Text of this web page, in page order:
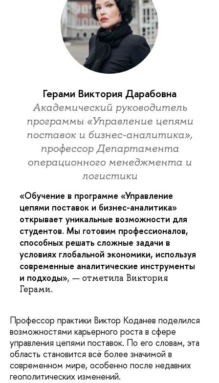
Герами Виктория Дарабовна
Академический руководитель
программы «Управление цепями
поставок и бизнес-аналитика»,
профессор Департамента
операционного менеджмента и
логистики
«Обучение в программе «Управление
цепями поставок и бизнес-аналитика»
открывает уникальные возможности для
студентов. Мы готовим профессионалов,
способных решать сложные задачи в
условиях глобальной экономики, используя
современные аналитические инструменты
и подходы», — отметила Виктория
Герами.
Профессор практики Виктор Коданев поделился
возможностями карьерного роста в сфере
управления цепями поставок. По его словам, эта
область становится всё более значимой в
современном мире, особенно после недавних
геополитических изменений.